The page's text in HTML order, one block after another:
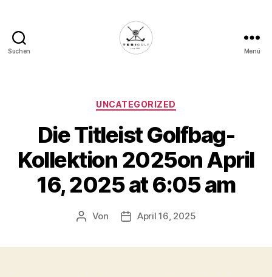
Suchen
Deine
Plattform
für
Golfbegeisterte!
Menü
Kategorien
UNCATEGORIZED
Die Titleist Golfbag-
Kollektion 2025on April
16, 2025 at 6:05 am
Beitragsautor
Von Veröffentlichungsdatum
April 16, 2025